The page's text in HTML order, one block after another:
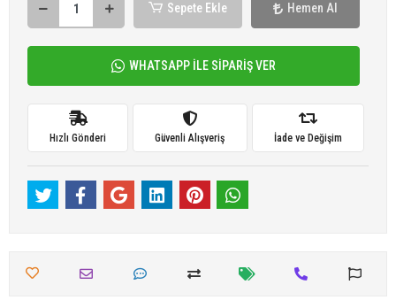
Sepete Ekle Hemen Al
WHATSAPP İLE SİPARİŞ VER
Hızlı Gönderi Güvenli Alışveriş İade ve Değişim